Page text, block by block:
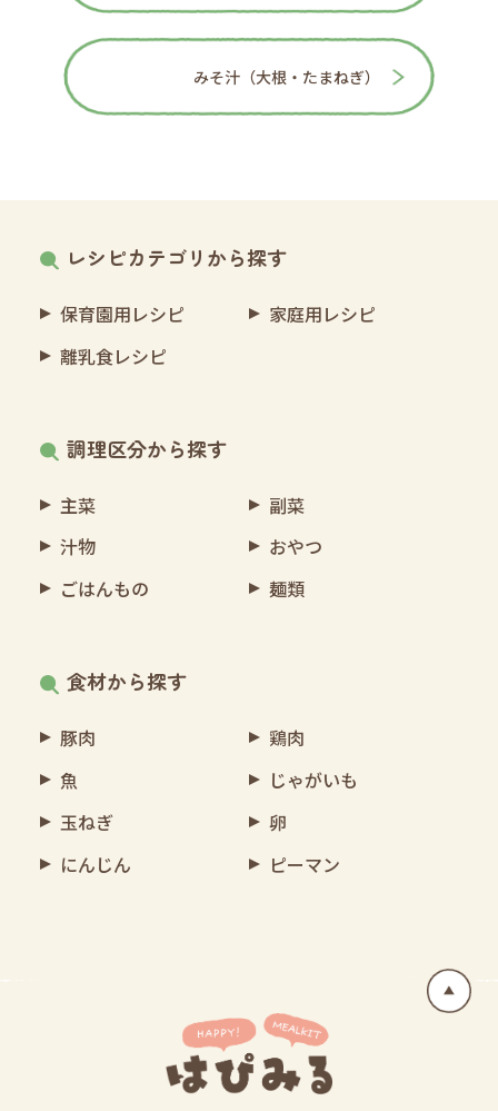
みそ汁（大根・たまねぎ）
レシピカテゴリから探す
保育園用レシピ
家庭用レシピ
離乳食レシピ
調理区分から探す
主菜
副菜
汁物
おやつ
ごはんもの
麺類
食材から探す
豚肉
鶏肉
魚
じゃがいも
玉ねぎ
卵
にんじん
ピーマン